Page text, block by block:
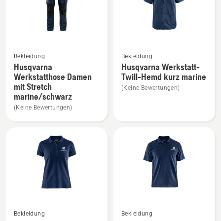
Details
zu
Husqvarna
Werkstatthose
Damen
marine/schwarz
anzeigen
Bekleidung
Husqvarna
Werkstatthose Damen
mit Stretch
marine/schwarz
(Keine Bewertungen)
Details
zu
Husqvarna
anzeigen
Bekleidung
Husqvarna Werkstatt-
Twill-Hemd kurz marine
(Keine Bewertungen)
Details
Bekleidung
Details
Bekleidung